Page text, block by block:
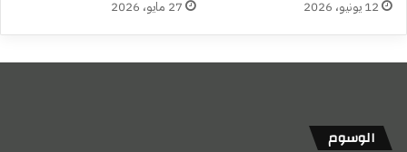
12 يونيو، 2026 27 مايو، 2026
الوسوم